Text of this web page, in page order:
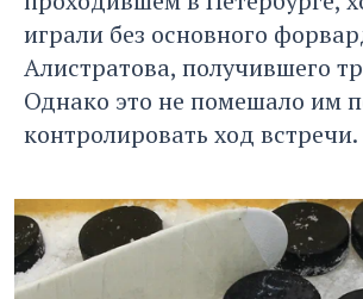
играли без основного
Алистратова, получившего
Однако это не помешало им
контролировать ход встречи.